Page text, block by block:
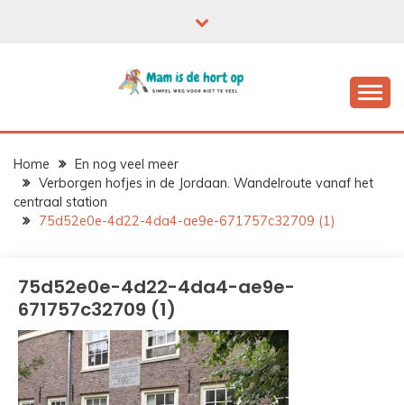
Home
En nog veel meer
Verborgen hofjes in de Jordaan. Wandelroute vanaf het
centraal station
75d52e0e-4d22-4da4-ae9e-671757c32709 (1)
75d52e0e-4d22-4da4-ae9e-
671757c32709 (1)